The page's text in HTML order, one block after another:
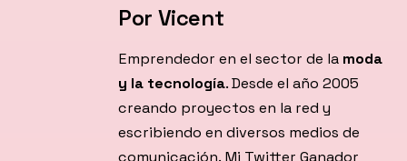
Por Vicent
Emprendedor en el sector de la moda
y la tecnología. Desde el año 2005
creando proyectos en la red y
escribiendo en diversos medios de